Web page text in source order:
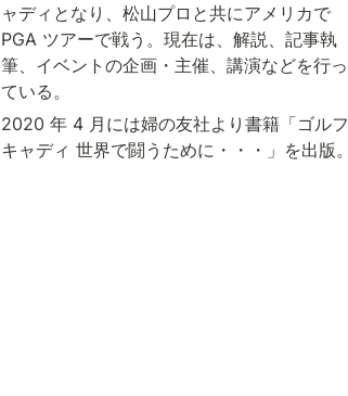
ャディとなり、松山プロと共にアメリカで
PGA ツアーで戦う。現在は、解説、記事執
筆、イベントの企画・主催、講演などを行っ
ている。
2020 年 4 月には婦の友社より書籍「ゴルフ
キャディ 世界で闘うために・・・」を出版。